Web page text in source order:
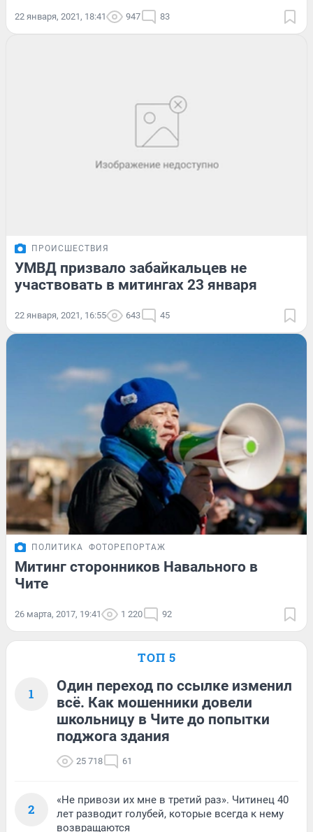
22 января, 2021, 18:41 947 83
ПРОИСШЕСТВИЯ
УМВД призвало забайкальцев не
участвовать в митингах 23 января
22 января, 2021, 16:55 643 45
ПОЛИТИКА ФОТОРЕПОРТАЖ
Митинг сторонников Навального в
Чите
26 марта, 2017, 19:41 1 220 92
ТОП 5
1
Один переход по ссылке изменил
всё. Как мошенники довели
школьницу в Чите до попытки
поджога здания
25 718 61
2
«Не привози их мне в третий раз». Читинец 40
лет разводит голубей, которые всегда к нему
возвращаются